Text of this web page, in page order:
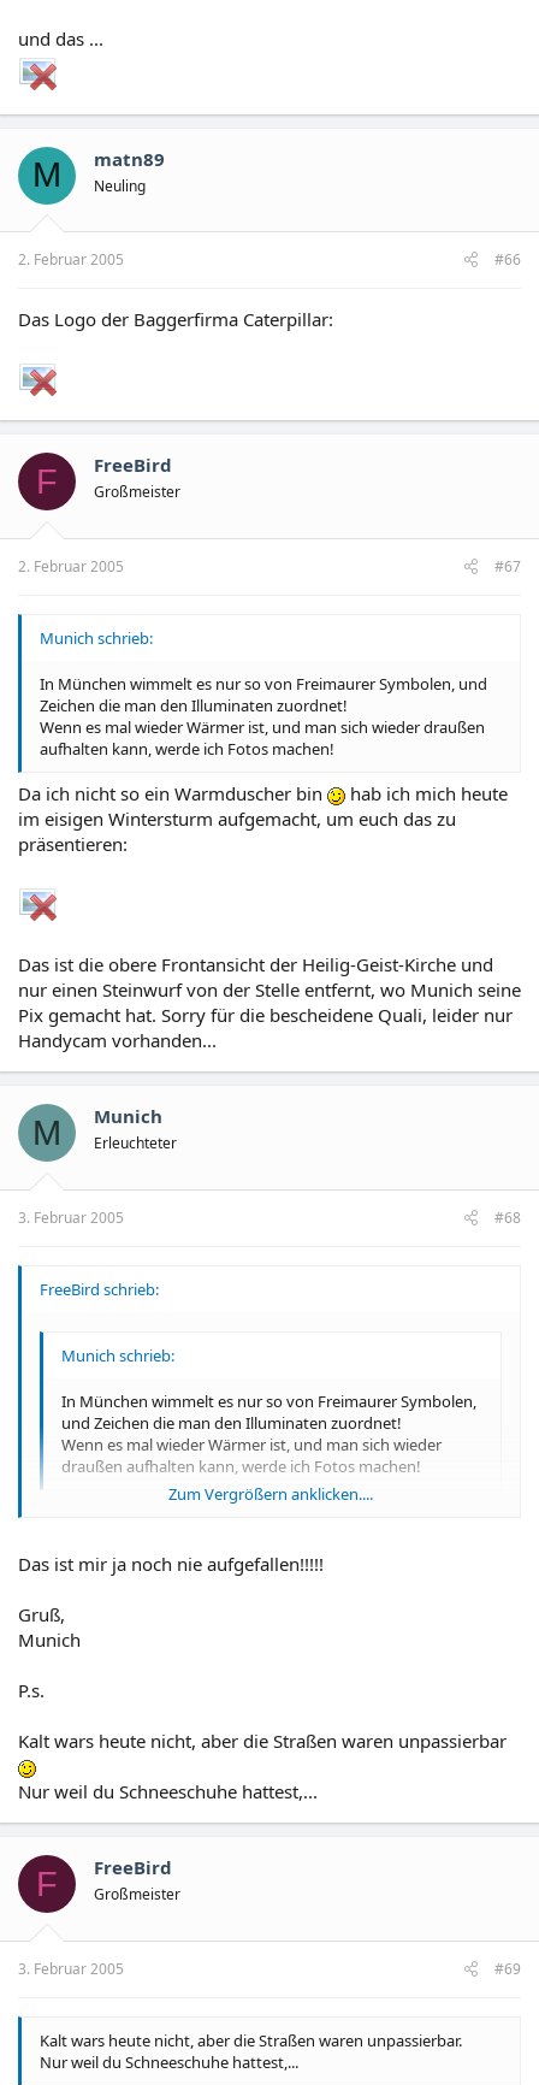
und das ...
M matn89
Neuling
2. Februar 2005 #66
Das Logo der Baggerfirma Caterpillar:
F FreeBird
Großmeister
2. Februar 2005 #67
Munich schrieb:
In München wimmelt es nur so von Freimaurer Symbolen, und
Zeichen die man den Illuminaten zuordnet!
Wenn es mal wieder Wärmer ist, und man sich wieder draußen
aufhalten kann, werde ich Fotos machen!
Da ich nicht so ein Warmduscher bin
hab ich mich heute
im eisigen Wintersturm aufgemacht, um euch das zu
präsentieren:
Das ist die obere Frontansicht der Heilig-Geist-Kirche und
nur einen Steinwurf von der Stelle entfernt, wo Munich seine
Pix gemacht hat. Sorry für die bescheidene Quali, leider nur
Handycam vorhanden...
M Munich
Erleuchteter
3. Februar 2005 #68
FreeBird schrieb:
Munich schrieb:
In München wimmelt es nur so von Freimaurer Symbolen,
und Zeichen die man den Illuminaten zuordnet!
Wenn es mal wieder Wärmer ist, und man sich wieder
draußen aufhalten kann, werde ich Fotos machen!
Zum Vergrößern anklicken....
Da ich nicht so ein Warmduscher bin
Das ist die obere Frontansicht der Heilig-Geist-Kirche und nur
Handycam vorhanden...
Zum Vergrößern anklicken....
Das ist mir ja noch nie aufgefallen!!!!!
Gruß,
Munich
P.s.
Kalt wars heute nicht, aber die Straßen waren unpassierbar
Nur weil du Schneeschuhe hattest,...
F FreeBird
Großmeister
3. Februar 2005 #69
Kalt wars heute nicht, aber die Straßen waren unpassierbar.
Nur weil du Schneeschuhe hattest,...